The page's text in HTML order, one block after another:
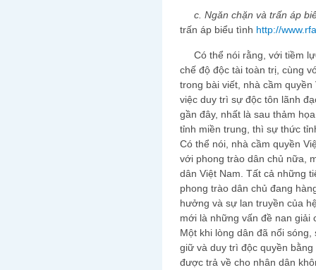
c. Ngăn chặn và trấn áp
trấn áp biểu tình http://
Có thể nói rằng, với tiềm
chế độ độc tài toàn trị, cùng
trong bài viết, nhà cầm
việc duy trì sự độc tôn lãnh
gần đây, nhất là sau thảm
tỉnh miền trung, thì sự thức
Có thể nói, nhà cầm quyền
với phong trào dân chủ nữa,
dân Việt Nam. Tất cả những
phong trào dân chủ đang
hưởng và sự lan truyền của
mới là những vấn đề nan giải
Một khi lòng dân đã nổi
giữ và duy trì độc quyền
được trả về cho nhân dân